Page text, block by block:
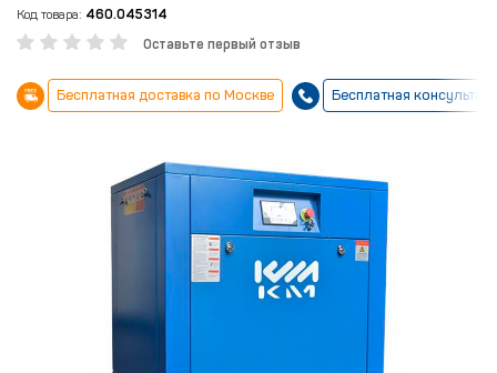
Код товара: 460.045314
Оставьте первый отзыв
Бесплатная доставка по Москве Бесплатная